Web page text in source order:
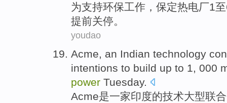
为支持环保工作， 保定热电厂1至
提前关停。
youdao
Acme, an Indian technology
intentions to build up to 1, 000
power Tuesday.
Acme是一家印度的技术大型联合